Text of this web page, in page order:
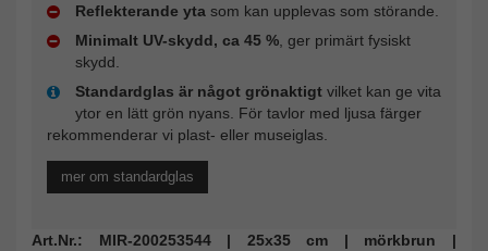
Reflekterande yta som kan upplevas som störande.
Minimalt UV-skydd, ca 45 % , ger primärt fysiskt
skydd.
Standardglas är något grönaktigt vilket kan ge vita
ytor en lätt grön nyans. För tavlor med ljusa färger
rekommenderar vi plast- eller museiglas.
mer om standardglas
Art.Nr.: MIR-200253544 | 25x35 cm | mörkbrun |